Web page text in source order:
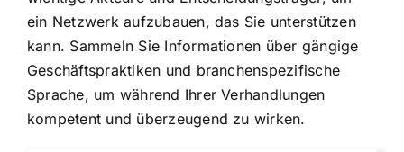
ein Netzwerk aufzubauen, das Sie unterstützen
kann. Sammeln Sie Informationen über gängige
Geschäftspraktiken und branchenspezifische
Sprache, um während Ihrer Verhandlungen
kompetent und überzeugend zu wirken.